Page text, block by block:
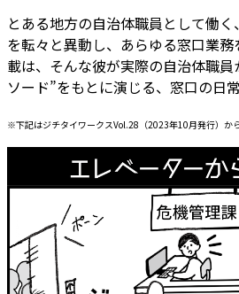
とある地方の自治体職員として働
を転々と異動し、あらゆる窓口業
載は、そんな彼が実際の自治体職
ソード”をもとに演じる、窓口の日
※下記はジチタイワークスVol.28（2023年10月発行）か